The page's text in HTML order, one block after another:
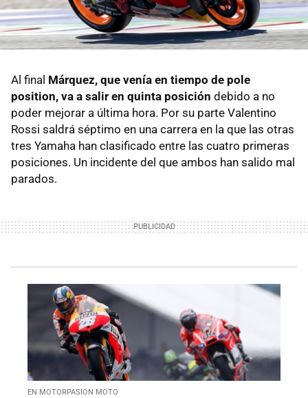
Al final Márquez, que venía en tiempo de pole
position, va a salir en quinta posición debido a no
poder mejorar a última hora. Por su parte Valentino
Rossi saldrá séptimo en una carrera en la que las otras
tres Yamaha han clasificado entre las cuatro primeras
posiciones. Un incidente del que ambos han salido mal
parados.
EN MOTORPASION MOTO